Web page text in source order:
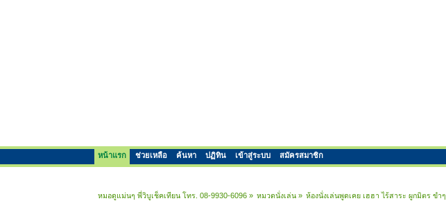
หน้าแรก ช่วยเหลือ ค้นหา ปฏิทิน เข้าสู่ระบบ สมัครสมาชิก
หมอดูแม่นๆ พี่วิบูเช็คเทียน โทร. 08-9930-6096» หมวดนั่งเล่น» ห้องนั่งเล่นพูดเคย เฮฮา ไร้สาระ ผูกมิตร ขำๆ